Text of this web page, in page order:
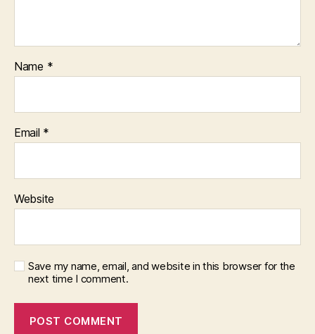
Name *
Email *
Website
Save my name, email, and website in this browser for the
next time I comment.